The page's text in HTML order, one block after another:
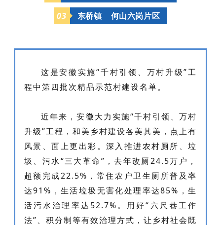
03 东桥镇 何山六岗片区
这是安徽实施“千村引领、万村升级”工
程中第四批次精品示范村建设名单。
近年来，安徽大力实施“千村引领、万村
升级”工程，和美乡村建设各美其美，点上有
风景、面上更出彩。深入推进农村厕所、垃
圾、污水“三大革命”，去年改厕24.5万户，
超额完成22.5%，常住农户卫生厕所普及率
达91%，生活垃圾无害化处理率达85%，生
活污水治理率达52.7%。用好“六尺巷工作
法”、积分制等有效治理方式，让乡村社会既